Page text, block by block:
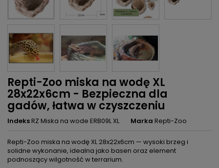
Repti-Zoo miska na wodę XL
28x22x6cm - Bezpieczna dla
gadów, łatwa w czyszczeniu
IndeksRZ Miska na wode ERB09L XL Marka Repti-Zoo
Repti-Zoo miska na wodę XL 28x22x6cm — wysoki brzeg i
solidne wykonanie, idealna jako basen oraz element
podnoszący wilgotność w terrarium.